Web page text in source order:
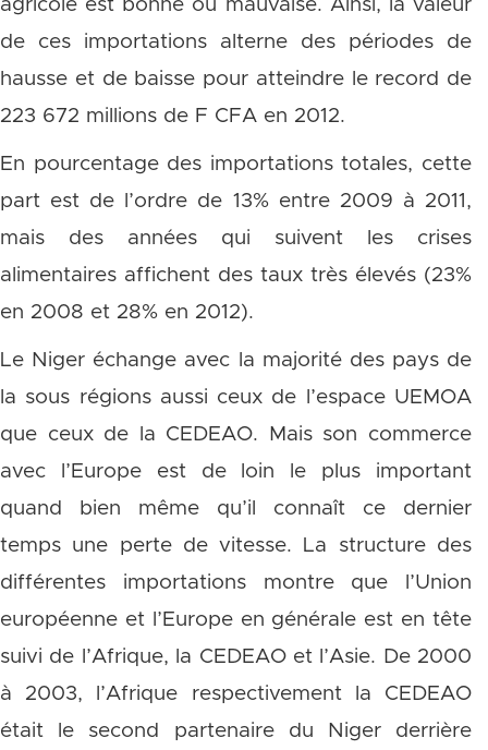
agricole est bonne ou mauvaise. Ainsi, la valeur
de ces importations alterne des périodes de
hausse et de baisse pour atteindre le record de
223 672 millions de F CFA en 2012.
En pourcentage des importations totales, cette
part est de l’ordre de 13% entre 2009 à 2011,
mais des années qui suivent les crises
alimentaires affichent des taux très élevés (23%
en 2008 et 28% en 2012).
Le Niger échange avec la majorité des pays de
la sous régions aussi ceux de l’espace UEMOA
que ceux de la CEDEAO. Mais son commerce
avec l’Europe est de loin le plus important
quand bien même qu’il connaît ce dernier
temps une perte de vitesse. La structure des
différentes importations montre que l’Union
européenne et l’Europe en générale est en tête
suivi de l’Afrique, la CEDEAO et l’Asie. De 2000
à 2003, l’Afrique respectivement la CEDEAO
était le second partenaire du Niger derrière